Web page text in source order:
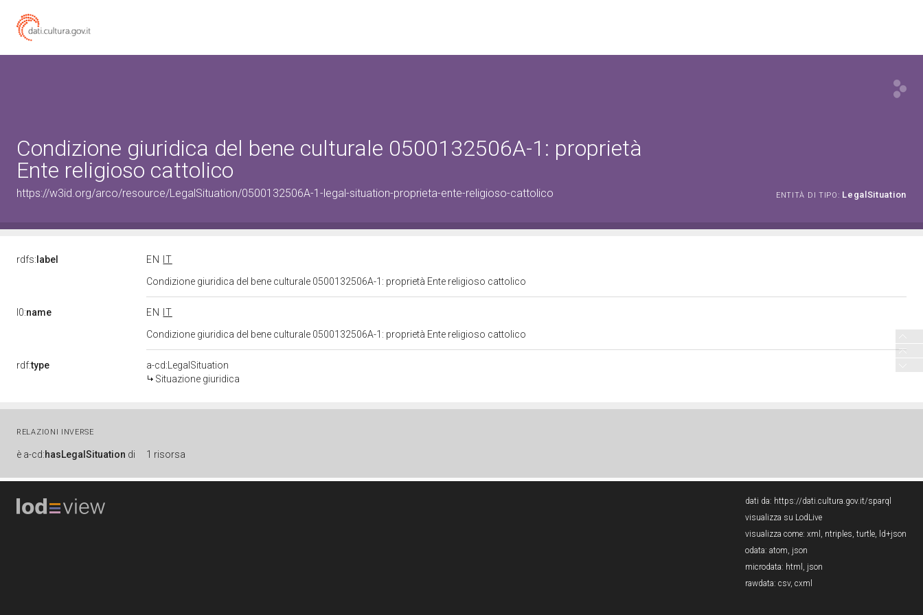
Condizione giuridica del bene culturale 0500132506A-1: proprietà
Ente religioso cattolico
https://w3id.org/arco/resource/LegalSituation/0500132506A-1-legal-situation-proprieta-ente-religioso-cattolico ENTITÀ DI TIPO: LegalSituation
rdfs: label EN
IT
Condizione giuridica del bene culturale 0500132506A-1: proprietà Ente religioso cattolico
l0:name EN
IT
Condizione giuridica del bene culturale 0500132506A-1: proprietà Ente religioso cattolico
rdf:type
a-cd:LegalSituation
Situazione giuridica
RELAZIONI INVERSE
è a-cd:hasLegalSituation di 1 risorsa
dati da: https://dati.cultura.gov.it/sparql
visualizza su LodLive
visualizza come: xml , ntriples, turtle, ld+json
odata: atom, json
microdata: html , json
rawdata: csv, cxml